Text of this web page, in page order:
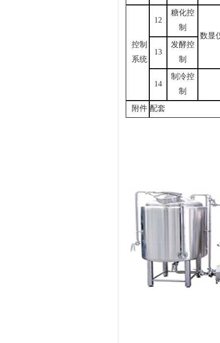
控制
系统
12
糖化控
制
数显
13
发酵控
制
14
制冷控
制
附件 配套